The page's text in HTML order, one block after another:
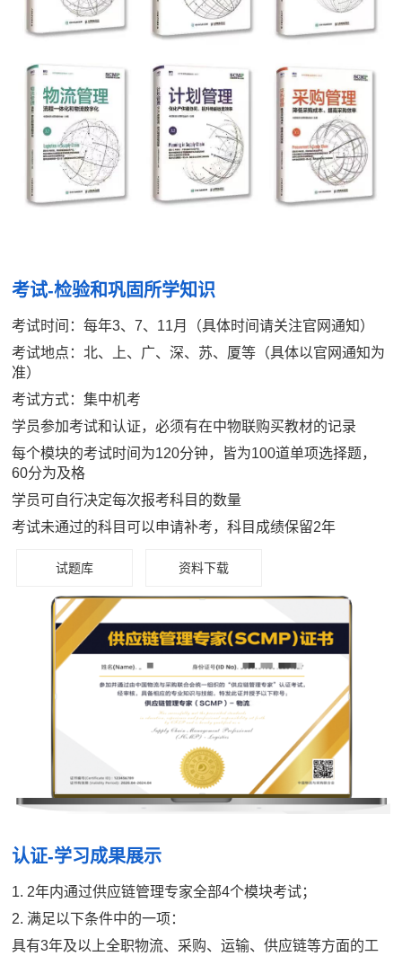
考试-检验和巩固所学知识
考试时间：每年3、7、11月（具体时间请关注官网通知）
考试地点：北、上、广、深、苏、厦等（具体以官网通知为
准）
考试方式：集中机考
学员参加考试和认证，必须有在中物联购买教材的记录
每个模块的考试时间为120分钟，皆为100道单项选择题，
60分为及格
学员可自行决定每次报考科目的数量
考试未通过的科目可以申请补考，科目成绩保留2年
试题库 资料下载
认证-学习成果展示
1. 2年内通过供应链管理专家全部4个模块考试；
2. 满足以下条件中的一项：
具有3年及以上全职物流、采购、运输、供应链等方面的工